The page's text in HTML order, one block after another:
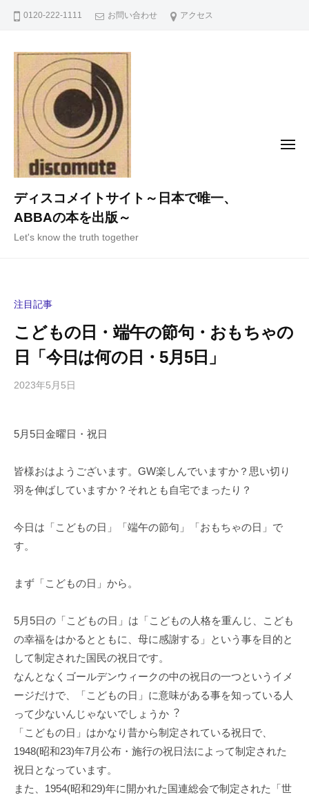
0120-222-1111 お問い合わせ アクセス
ディスコメイトサイト～日本で唯一、
ABBAの本を出版～
Let's know the truth together
メ
注目記事
こどもの日・端午の節句・おもちゃの
日「今日は何の日・5月5日」
2023年5月5日
a
s
y
a
の
メ
ン
5月5日金曜日・祝日
皆様おはようございます。GW楽しんでいますか？思い切り
羽を伸ばしていますか？それとも自宅でまったり？
今日は「こどもの日」「端午の節句」「おもちゃの日」で
す。
まず「こどもの日」から。
5⽉5⽇の「こどもの⽇」は「こどもの⼈格を重んじ、こども
の幸福をはかるとともに、⺟に感謝する」という事を⽬的と
して制定された国⺠の祝⽇です。
なんとなくゴールデンウィークの中の祝⽇の⼀つというイメ
ージだけで、「こどもの⽇」に意味がある事を知っている人
って少ないんじゃないでしょうか︖
「こどもの⽇」はかなり昔から制定されている祝⽇で、
1948(昭和23)年7⽉公布・施⾏の祝⽇法によって制定された
祝⽇となっています。
また、1954(昭和29)年に開かれた国連総会で制定された「世